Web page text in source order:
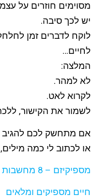
מסוימים חוזרים על
יש לכך סיבה.
לוקח לדברים זמן
לחיים…
המלצה:
לא למהר.
לקרוא לאט.
לשמור את הקישור,
אם מתחשק לכם
או לכתוב לי כמה מילים,
מספיקיזם – 8 מחשבות
חיים מספיקים ומלאים